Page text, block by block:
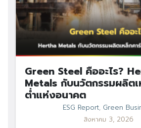
Green Steel คืออะไร?
Metals กับนวัตกรรมผลิต
ต่ำแห่งอนาคต
ESG Report, Green
สิงหาคม 3, 2026